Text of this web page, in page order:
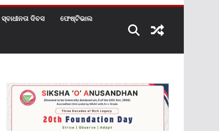
ସ୍ବାଧୀନତା ଦିବସ ଫେଷ୍ଟିଭାଲ